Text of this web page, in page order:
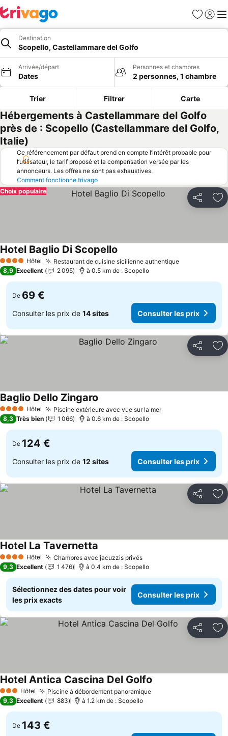
Favoris
Se
Destination
Scopello, Castellammare del Golfo
Arrivée/départ
Dates
Personnes et chambres
2 personnes, 1 chambre
Trier Filtrer Carte
Hébergements à Castellammare del Golfo
près de : Scopello (Castellammare del Golfo,
Italie)
Ce référencement par défaut prend en compte l’intérêt probable pour
l’utilisateur, le tarif proposé et la compensation versée par les
annonceurs. Les offres ne sont pas exhaustives.
Comment fonctionne trivago
Partager
Choix populaire
4 Étoiles Hôtel Restaurant de cuisine sicilienne authentiqueConsulter
Hotel Baglio Di Scopello
8,9 Excellent 2 095 à 0.5 km de : Scopello
De 69 €
Consulter les prix de 14 sites Consulter les prix
Partager
4 Étoiles Hôtel Piscine extérieure avec vue sur la merConsulter les prix
Baglio Dello Zingaro
8,3 Très bien 1 066 à 0.6 km de : Scopello
De 124 €
Consulter les prix de 12 sites Consulter les prix
Partager
4 Étoiles Hôtel Chambres avec jacuzzis privésConsulter les prix
Hotel La Tavernetta
9,3 Excellent 1 476 à 0.4 km de : Scopello
Sélectionnez des dates pour voir
les prix exacts
Consulter les prix
Partager
3 ÉtoilesHôtel Piscine à débordement panoramiqueConsulter les prix
Hotel Antica Cascina Del Golfo
9,3 Excellent 883 à 1.2 km de : Scopello
De 143 €